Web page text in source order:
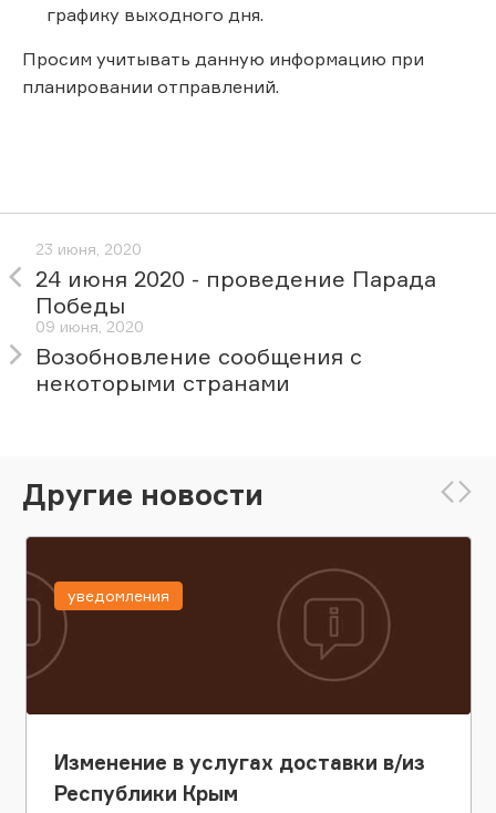
графику выходного дня.
Просим учитывать данную информацию при
планировании отправлений.
23 июня, 2020
24 июня 2020 - проведение Парада
Победы
09 июня, 2020
Возобновление сообщения с
некоторыми странами
Другие новости
Изменение в услугах доставки в/из
Республики Крым
уведомления